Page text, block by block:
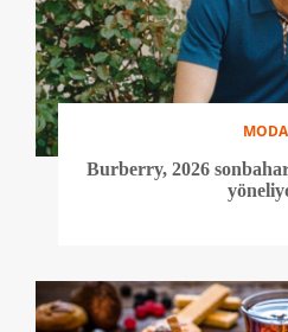
MODA
Burberry, 2026